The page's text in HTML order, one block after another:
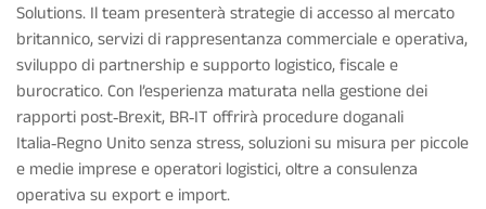
Solutions. Il team presenterà strategie di accesso al mercato
britannico, servizi di rappresentanza commerciale e operativa,
sviluppo di partnership e supporto logistico, fiscale e
burocratico. Con l’esperienza maturata nella gestione dei
rapporti post‑Brexit, BR‑IT offrirà procedure doganali
Italia‑Regno Unito senza stress, soluzioni su misura per piccole
e medie imprese e operatori logistici, oltre a consulenza
operativa su export e import.